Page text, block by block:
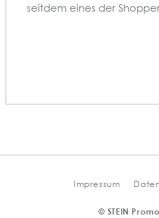
seitdem eines der
Impressum
© STEIN